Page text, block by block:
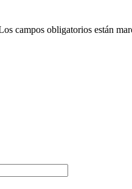
campos obligatorios están